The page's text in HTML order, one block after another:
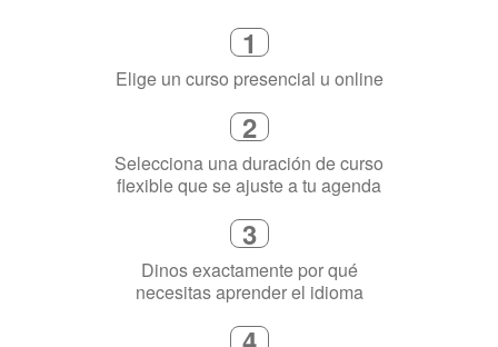
1
2
Selecciona una duración de curso
3
Dinos exactamente por qué